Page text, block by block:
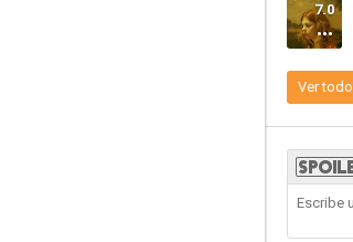
7.0
Ver todo